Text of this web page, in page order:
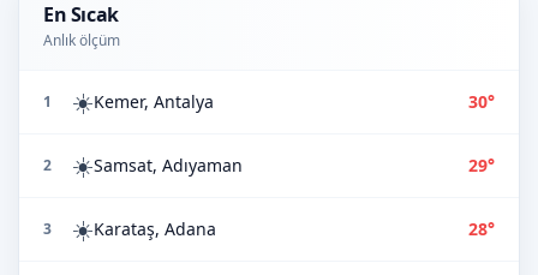
En Sıcak
Anlık ölçüm
1 ☀️Kemer, Antalya 30°
2 ☀️Samsat, Adıyaman 29°
3 ☀️Karataş, Adana 28°